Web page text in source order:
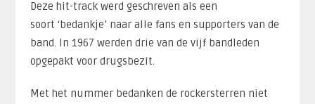
Deze hit-track werd geschreven als een
soort ‘bedankje’ naar alle fans en supporters van de
band. In 1967 werden drie van de vijf bandleden
opgepakt voor drugsbezit.
Met het nummer bedanken de rockersterren niet